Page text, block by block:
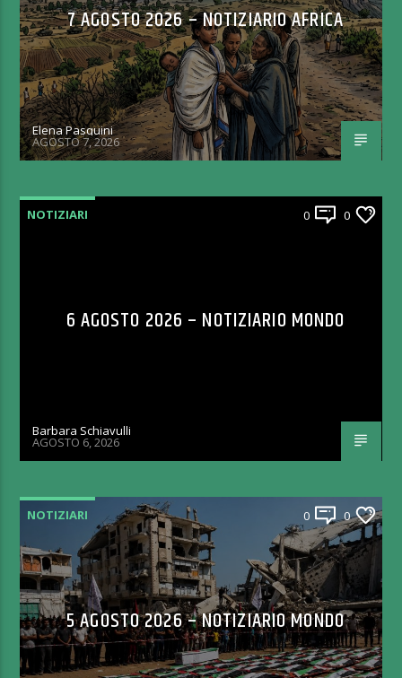
7 AGOSTO 2026 – NOTIZIARIO AFRICA
Elena Pasquini
AGOSTO 7, 2026
NOTIZIARI 0 0
6 AGOSTO 2026 – NOTIZIARIO MONDO
Barbara Schiavulli
AGOSTO 6, 2026
NOTIZIARI 0 0
5 AGOSTO 2026 – NOTIZIARIO MONDO